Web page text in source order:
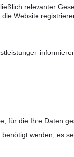
relevanter
Website
für die Ihre Daten
werden, es